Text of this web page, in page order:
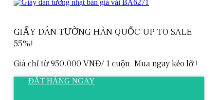
GIẤY DÁN TƯỜNG HÀN QUỐC UP TO SALE
55%!
Giá chỉ từ 950.000 VNĐ/ 1 cuộn. Mua ngay kẻo lỡ !
ĐẶT HÀNG NGAY